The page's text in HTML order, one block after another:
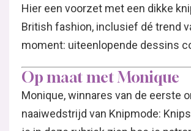
Hier een voorzet met een dikke
British fashion, inclusief dé trend
moment: uiteenlopende dessins
Op maat met Monique
Monique, winnares van de eerste
naaiwedstrijd van Knipmode: